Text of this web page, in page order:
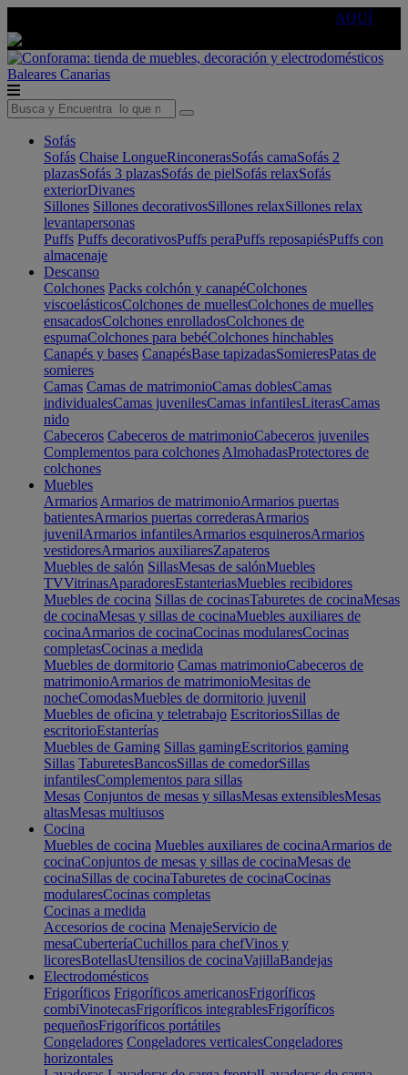
AQUÍ
Baleares Canarias
Sofás
Sofás Chaise LongueRinconerasSofás camaSofás 2
plazasSofás 3 plazasSofás de pielSofás relaxSofás
exteriorDivanes
Sillones Sillones decorativosSillones relaxSillones relax
levantapersonas
Puffs Puffs decorativosPuffs peraPuffs reposapiésPuffs con
almacenaje
Descanso
Colchones Packs colchón y canapéColchones
viscoelásticosColchones de muellesColchones de muelles
ensacadosColchones enrolladosColchones de
espumaColchones para bebéColchones hinchables
Canapés y bases CanapésBase tapizadasSomieresPatas de
somieres
Camas Camas de matrimonioCamas doblesCamas
individualesCamas juvenilesCamas infantilesLiterasCamas
nido
Cabeceros Cabeceros de matrimonioCabeceros juveniles
Complementos para colchones AlmohadasProtectores de
colchones
Muebles
Armarios Armarios de matrimonioArmarios puertas
batientesArmarios puertas correderasArmarios
juvenilArmarios infantilesArmarios esquinerosArmarios
vestidoresArmarios auxiliaresZapateros
Muebles de salón SillasMesas de salónMuebles
TVVitrinasAparadoresEstanteriasMuebles recibidores
Muebles de cocina Sillas de cocinasTaburetes de cocinaMesas
de cocinaMesas y sillas de cocinaMuebles auxiliares de
cocinaArmarios de cocinaCocinas modularesCocinas
completasCocinas a medida
Muebles de dormitorio Camas matrimonioCabeceros de
matrimonioArmarios de matrimonioMesitas de
nocheComodasMuebles de dormitorio juvenil
Muebles de oficina y teletrabajo EscritoriosSillas de
escritorioEstanterías
Muebles de Gaming Sillas gamingEscritorios gaming
Sillas TaburetesBancosSillas de comedorSillas
infantilesComplementos para sillas
Mesas Conjuntos de mesas y sillasMesas extensiblesMesas
altasMesas multiusos
Cocina
Muebles de cocina Muebles auxiliares de cocinaArmarios de
cocinaConjuntos de mesas y sillas de cocinaMesas de
cocinaSillas de cocinaTaburetes de cocinaCocinas
modularesCocinas completas
Cocinas a medida
Accesorios de cocina MenajeServicio de
mesaCuberteríaCuchillos para chefVinos y
licoresBotellasUtensilios de cocinaVajillaBandejas
Electrodomésticos
Frigoríficos Frigoríficos americanosFrigoríficos
combiVinotecasFrigoríficos integrablesFrigoríficos
pequeñosFrigoríficos portátiles
Congeladores Congeladores verticalesCongeladores
horizontales